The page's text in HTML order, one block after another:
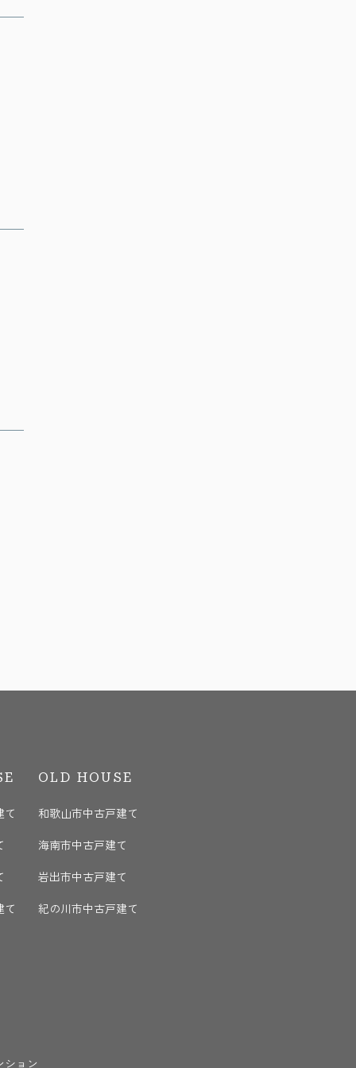
て
て
OLD HOUSE
和歌山市中古戸建て
海南市中古戸建て
岩出市中古戸建て
紀の川市中古戸建て
ション